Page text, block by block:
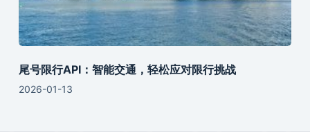
尾号限行API：智能交通，轻松应对限行挑战
2026-01-13